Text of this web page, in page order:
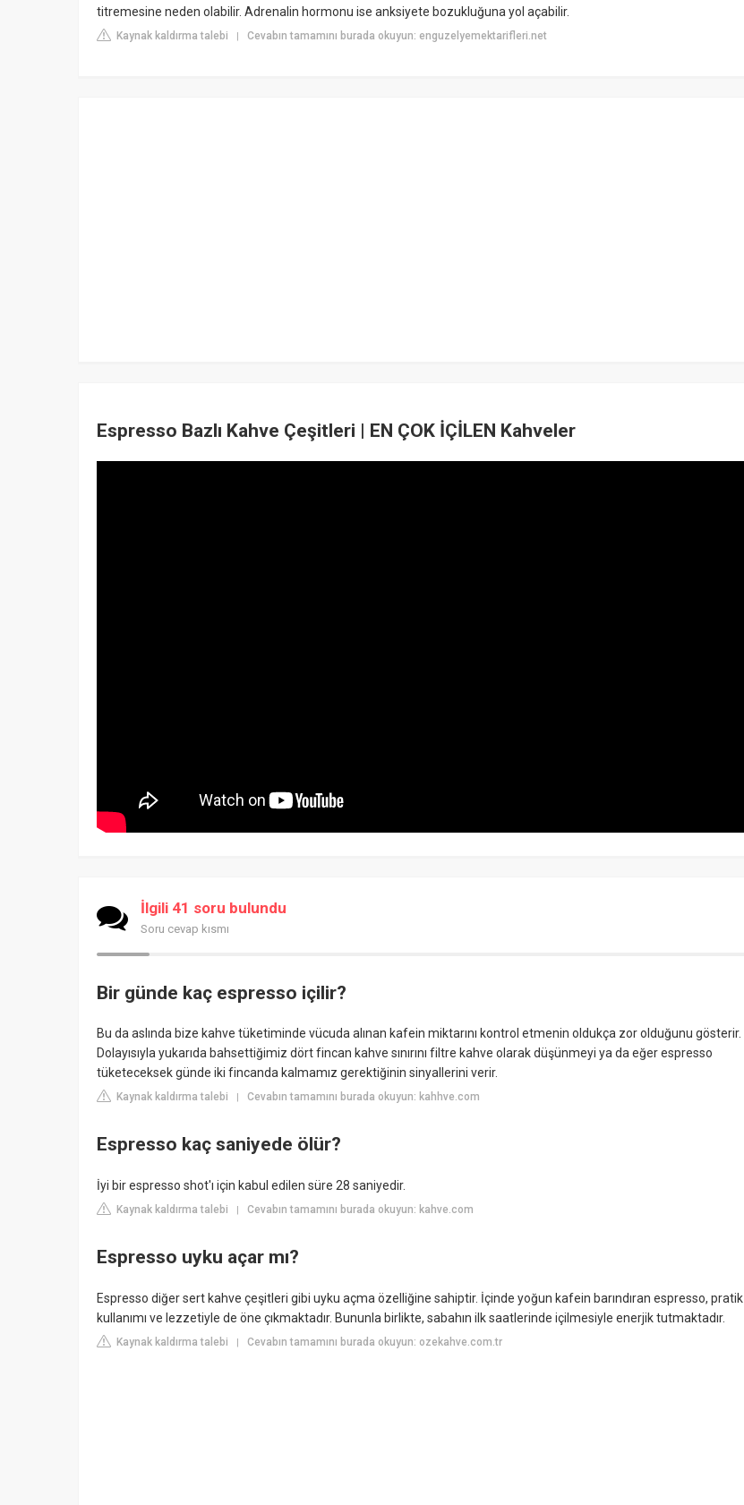
titremesine neden olabilir. Adrenalin hormonu ise anksiyete bozukluğuna yol açabilir.
Kaynak kaldırma talebi | Cevabın tamamını burada okuyun: enguzelyemektarifleri.net
Espresso Bazlı Kahve Çeşitleri | EN ÇOK İÇİLEN Kahveler
İlgili 41 soru bulundu
Soru cevap kısmı
Bir günde kaç espresso içilir?
Bu da aslında bize kahve tüketiminde vücuda alınan kafein miktarını kontrol etmenin oldukça zor olduğunu gösterir.
Dolayısıyla yukarıda bahsettiğimiz dört fincan kahve sınırını filtre kahve olarak düşünmeyi ya da eğer espresso
tüketeceksek günde iki fincanda kalmamız gerektiğinin sinyallerini verir.
Kaynak kaldırma talebi | Cevabın tamamını burada okuyun: kahhve.com
Espresso kaç saniyede ölür?
İyi bir espresso shot'ı için kabul edilen süre 28 saniyedir.
Kaynak kaldırma talebi | Cevabın tamamını burada okuyun: kahve.com
Espresso uyku açar mı?
Espresso diğer sert kahve çeşitleri gibi uyku açma özelliğine sahiptir. İçinde yoğun kafein barındıran espresso, pratik
kullanımı ve lezzetiyle de öne çıkmaktadır. Bununla birlikte, sabahın ilk saatlerinde içilmesiyle enerjik tutmaktadır.
Kaynak kaldırma talebi | Cevabın tamamını burada okuyun: ozekahve.com.tr